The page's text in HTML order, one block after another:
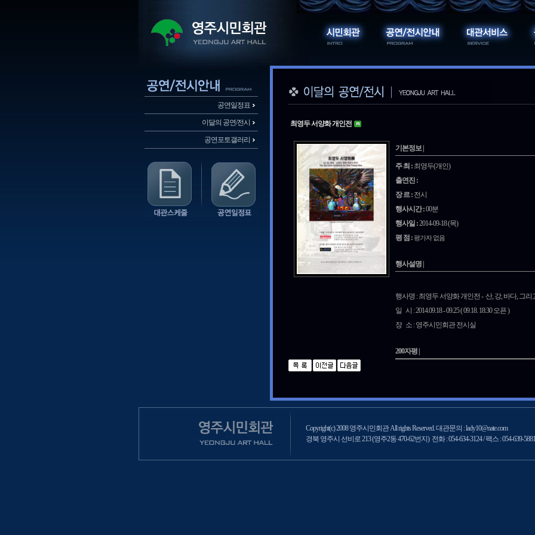
공연일정표
이달의 공연/전시
공연포토갤러리
최영두 서양화 개인전
기본정보 |
주 최 : 최영두(개인)
출연진 :
장 르 : 전시
행사시간 :00분
행사일 :2014-09-18 (목)
평 점 :평가자 없음
행사설명 |
행사명 : 최영두 서양화 개인전 - 산, 강, 바다, 그리
일 시 : 2014.09.18 - 09.25 ( 09.18. 18:30 오픈 )
장 소 : 영주시민회관 전시실
200자평 |
Copyright(c) 2008 영주시민회관 All rights Reserved. 대관문의 : lady10@nate.com
경북 영주시 선비로 213 (영주2동 470-62번지) 전화 : 054-634-3124 / 팩스 : 054-639-5881